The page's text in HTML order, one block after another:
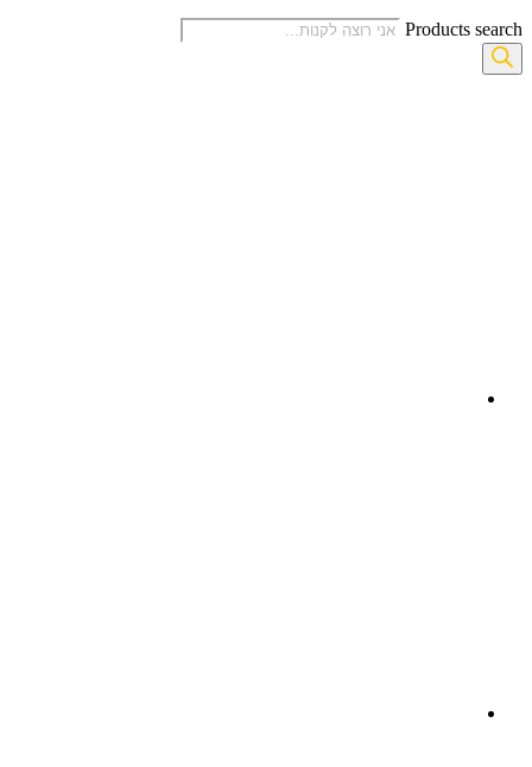
Products search